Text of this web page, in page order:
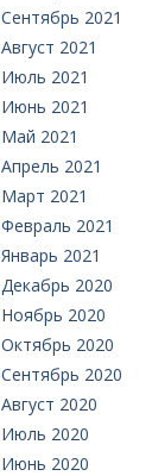
Сентябрь 2021
Август 2021
Июль 2021
Июнь 2021
Май 2021
Апрель 2021
Март 2021
Февраль 2021
Январь 2021
Декабрь 2020
Ноябрь 2020
Октябрь 2020
Сентябрь 2020
Август 2020
Июль 2020
Июнь 2020